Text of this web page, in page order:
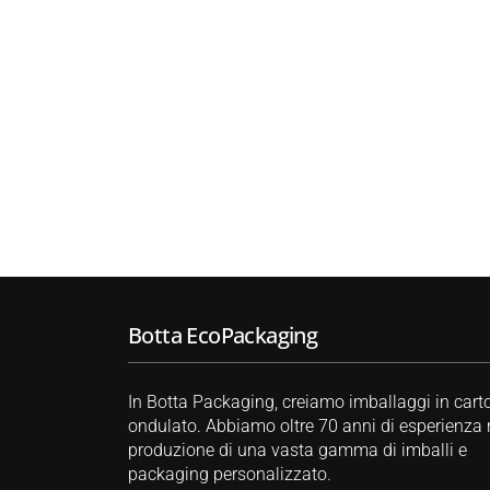
Botta EcoPackaging
In Botta Packaging, creiamo imballaggi in
ondulato. Abbiamo oltre 70 anni di esperienza
produzione di una vasta gamma di imballi e
packaging personalizzato.